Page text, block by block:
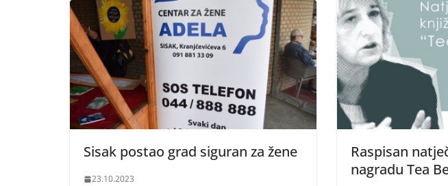
Sisak postao grad siguran za žene
23.10.2023
Raspisan
nagradu Tea